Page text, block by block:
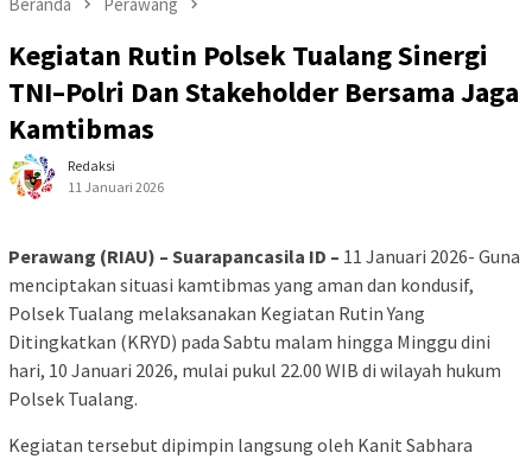
Kegiatan Rutin Polsek Tualang Sinergi
TNI–Polri Dan Stakeholder Bersama Jaga
Kamtibmas
Redaksi
11 Januari 2026
Perawang (RIAU) – Suarapancasila ID – 11 Januari 2026- Guna
menciptakan situasi kamtibmas yang aman dan kondusif,
Polsek Tualang melaksanakan Kegiatan Rutin Yang
Ditingkatkan (KRYD) pada Sabtu malam hingga Minggu dini
hari, 10 Januari 2026, mulai pukul 22.00 WIB di wilayah hukum
Polsek Tualang.
Kegiatan tersebut dipimpin langsung oleh Kanit Sabhara